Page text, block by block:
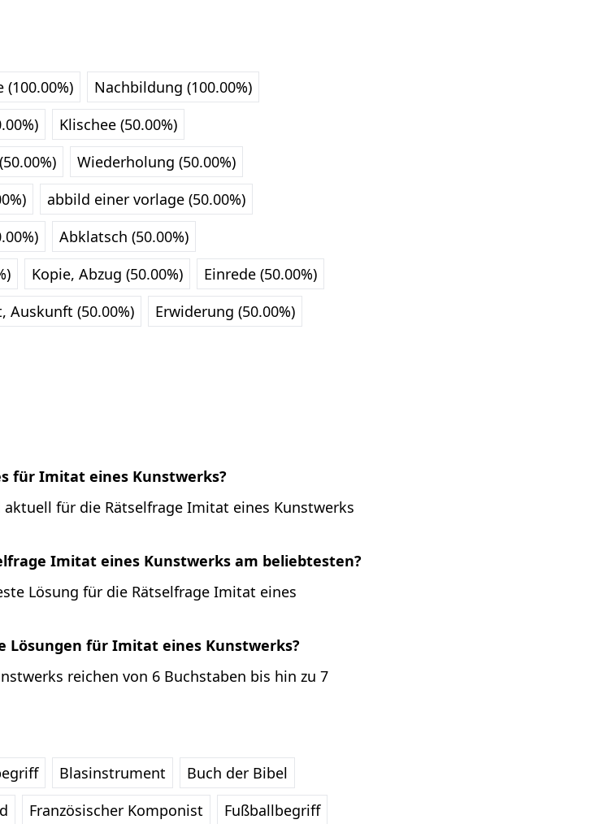
(100.00%)
Nachbildung (100.00%)
Klischee (50.00%)
Wiederholung (50.00%)
abbild einer vorlage (50.00%)
Abklatsch (50.00%)
Kopie, Abzug (50.00%)
Einrede (50.00%)
Auskunft (50.00%)
Erwiderung (50.00%)
für Imitat eines Kunstwerks?
für die Rätselfrage Imitat eines Kunstwerks
Imitat eines Kunstwerks am beliebtesten?
Lösung für die Rätselfrage Imitat eines
Lösungen für Imitat eines Kunstwerks?
reichen von 6 Buchstaben bis hin zu 7
Blasinstrument
Buch der Bibel
Französischer Komponist Fußballbegriff